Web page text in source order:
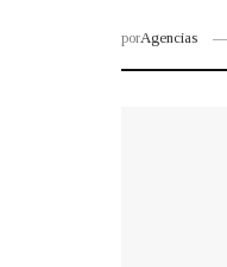
porAgencias